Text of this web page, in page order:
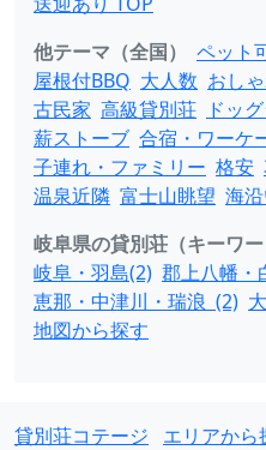
他テーマ（全国）
ペット
屋根付BBQ 大人数 おし
古民家 高級貸別荘 ドッ
薪ストーブ 合宿・ワーケ
子連れ・ファミリー 格安
温泉近隣 富士山眺望 海
岐阜県の貸別荘（キーワー
岐阜・羽島(2) 郡上八幡・
恵那・中津川・瑞浪 (2)
地図から探す
貸別荘コテージ エリアから